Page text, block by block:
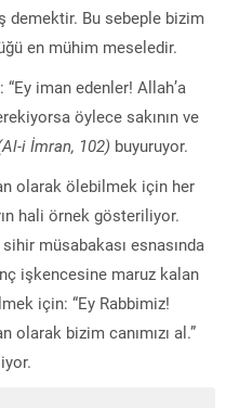
demektir. Bu sebeple bizim
en mühim meseledir.
iman edenler! Allah’a
öylece sakının ve
i İmran, 102) buyuruyor.
olarak ölebilmek için her
hali örnek gösteriliyor.
müsabakası esnasında
işkencesine maruz kalan
için: “Ey Rabbimiz!
olarak bizim canımızı al.”